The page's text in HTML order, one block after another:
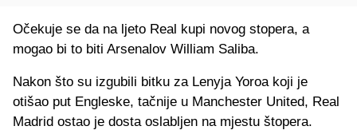
Očekuje se da na ljeto Real kupi novog stopera, a
mogao bi to biti Arsenalov William Saliba.
Nakon što su izgubili bitku za Lenyja Yoroa koji je
otišao put Engleske, tačnije u Manchester United, Real
Madrid ostao je dosta oslabljen na mjestu štopera.